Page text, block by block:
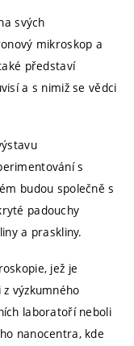
svých
mikroskop a
představí
a s nimiž se vědci
s
budou společně s
padouchy
a praskliny.
jež je
výzkumného
laboratoří neboli
nanocentra, kde